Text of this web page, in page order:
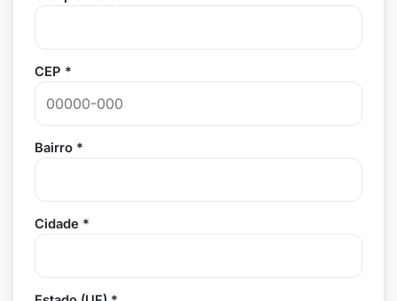
CEP *
Bairro *
Cidade *